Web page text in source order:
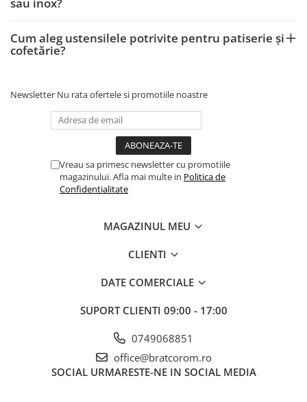
sau inox?
Cum aleg ustensilele potrivite pentru patiserie și
cofetărie?
Newsletter Nu rata ofertele si promotiile noastre
Vreau sa primesc newsletter cu promotiile
magazinului. Afla mai multe in Politica de
Confidentialitate
MAGAZINUL MEU
CLIENTI
DATE COMERCIALE
SUPORT CLIENTI 09:00 - 17:00
0749068851
office@bratcorom.ro
SOCIAL URMARESTE-NE IN SOCIAL MEDIA